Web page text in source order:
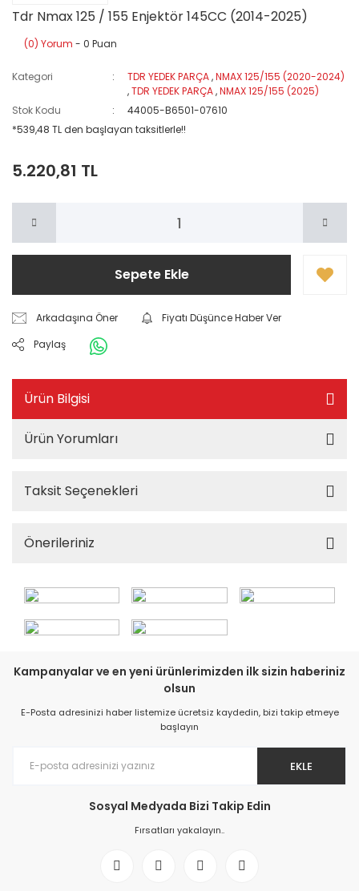
Tdr Nmax 125 / 155 Enjektör 145CC (2014-2025)
(0) Yorum - 0 Puan
Kategori TDR YEDEK PARÇA,NMAX 125/155 (2020-2024)
,TDR YEDEK PARÇA,NMAX 125/155 (2025)
Stok Kodu
44005-B6501-07610
*539,48 TL den başlayan taksitlerle!!
5.220,81 TL
Sepete Ekle
Arkadaşına Öner
Fiyatı Düşünce Haber Ver
Paylaş
Ürün Bilgisi
Ürün Yorumları
Taksit Seçenekleri
Önerileriniz
Kampanyalar ve en yeni ürünlerimizden ilk sizin haberiniz
olsun
E-Posta adresinizi haber listemize ücretsiz kaydedin, bizi takip etmeye
başlayın
EKLE
Sosyal Medyada Bizi Takip Edin
Fırsatları yakalayın..